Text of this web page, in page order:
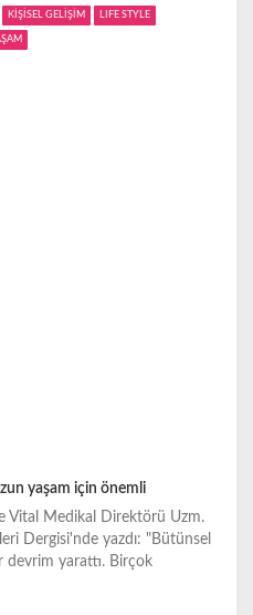
KİŞİSEL GELİŞİM LIFE STYLE
yaşam için önemli
Vital Medikal Direktörü Uzm.
Dergisi'nde yazdı: "Bütünsel
devrim yarattı. Birçok